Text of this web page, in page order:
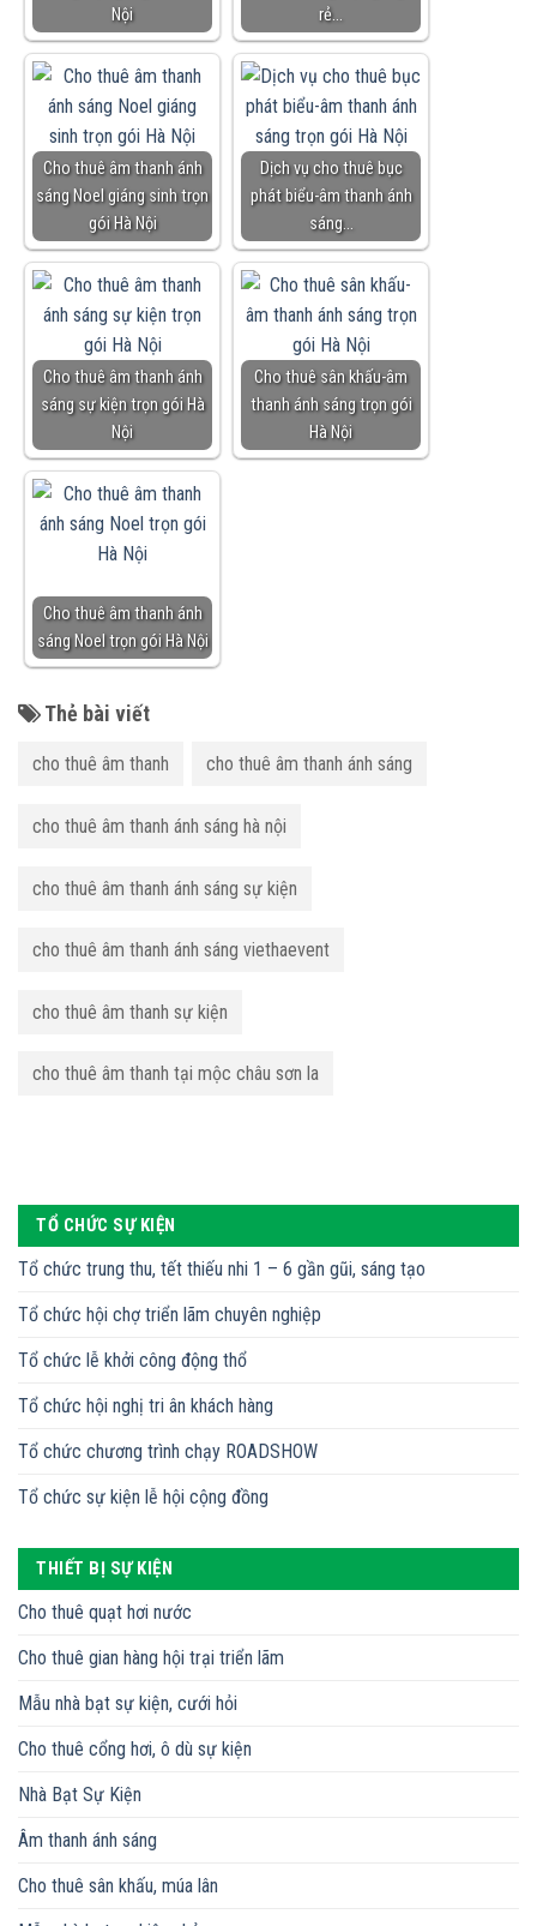
Nội
rẻ…
Cho thuê âm thanh ánh
sáng Noel giáng sinh trọn
gói Hà Nội
Dịch vụ cho thuê bục
phát biểu-âm thanh ánh
sáng…
Cho thuê âm thanh ánh
sáng sự kiện trọn gói Hà
Nội
Cho thuê sân khấu-âm
thanh ánh sáng trọn gói
Hà Nội
Cho thuê âm thanh ánh
sáng Noel trọn gói Hà Nội
Thẻ bài viết
cho thuê âm thanh cho thuê âm thanh ánh sáng
cho thuê âm thanh ánh sáng hà nội
cho thuê âm thanh ánh sáng sự kiện
cho thuê âm thanh ánh sáng viethaevent
cho thuê âm thanh sự kiện
cho thuê âm thanh tại mộc châu sơn la
TỔ CHỨC SỰ KIỆN
Tổ chức trung thu, tết thiếu nhi 1 – 6 gần gũi, sáng tạo
Tổ chức hội chợ triển lãm chuyên nghiệp
Tổ chức lễ khởi công động thổ
Tổ chức hội nghị tri ân khách hàng
Tổ chức chương trình chạy ROADSHOW
Tổ chức sự kiện lễ hội cộng đồng
THIẾT BỊ SỰ KIỆN
Cho thuê quạt hơi nước
Cho thuê gian hàng hội trại triển lãm
Mẫu nhà bạt sự kiện, cưới hỏi
Cho thuê cổng hơi, ô dù sự kiện
Nhà Bạt Sự Kiện
Âm thanh ánh sáng
Cho thuê sân khấu, múa lân